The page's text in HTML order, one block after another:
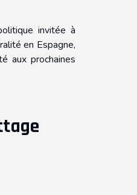
invitée à
en Espagne,
aux prochaines